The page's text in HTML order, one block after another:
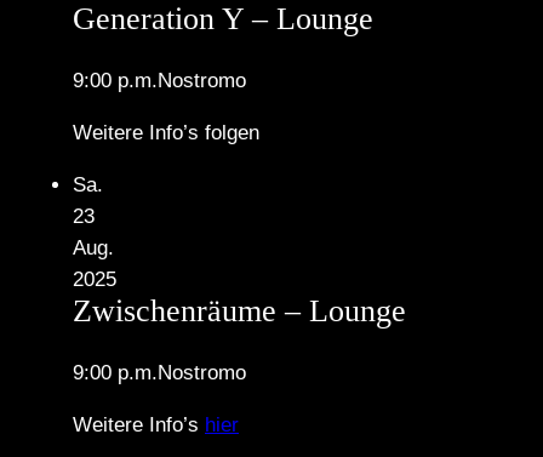
Generation Y – Lounge
9:00 p.m.Nostromo
Weitere Info’s folgen
Sa.
23
Aug.
2025
Zwischenräume – Lounge
9:00 p.m.Nostromo
Weitere Info’s hier